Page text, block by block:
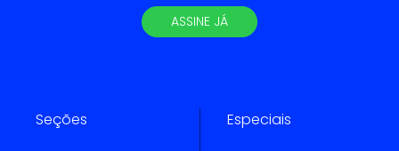
ASSINE JÁ
Seções Especiais